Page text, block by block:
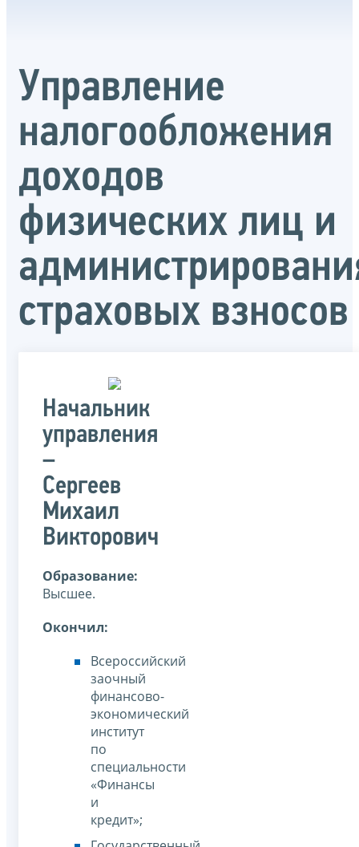
Управление
налогообложения
доходов
физических лиц и
страховых взносов
Начальник
управления
–
Сергеев
Михаил
Викторович
Образование:
Высшее.
Окончил:
Всероссийский
заочный
финансово-
экономический
институт
по
специальности
«Финансы
и
кредит»;